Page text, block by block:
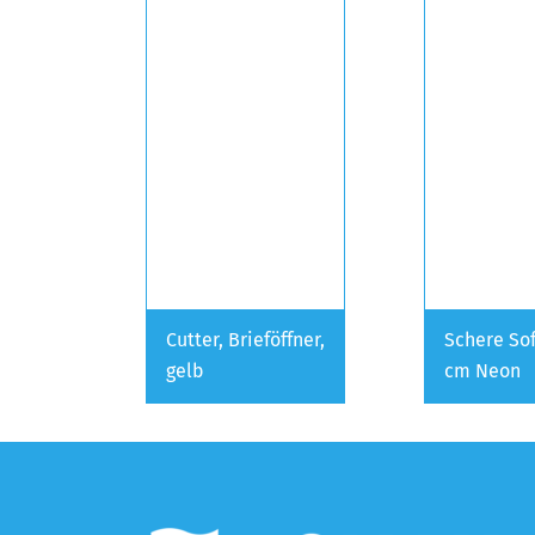
Cutter, Brieföffner,
gelb
Schere
cm Neon